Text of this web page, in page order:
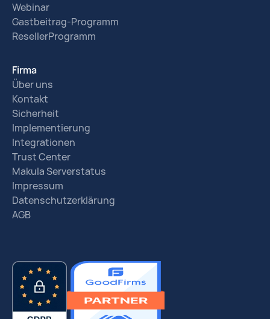
Webinar
Gastbeitrag-Programm
ResellerProgramm
Firma
Über uns
Kontakt
Sicherheit
Implementierung
Integrationen
Trust Center
Makula Serverstatus
Impressum
Datenschutzerklärung
AGB